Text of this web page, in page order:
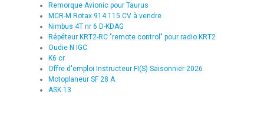
Remorque Avionic pour Taurus
MCR-M Rotax 914 115 CV à vendre
Nimbus 4T nr 6 D-KDAG
Répéteur KRT2-RC "remote control" pour radio KRT2
Oudie N IGC
K6 cr
Offre d'emploi Instructeur FI(S) Saisonnier 2026
Motoplaneur SF 28 A
ASK 13